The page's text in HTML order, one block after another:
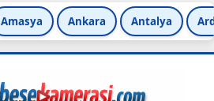
Amasya Ankara Antalya